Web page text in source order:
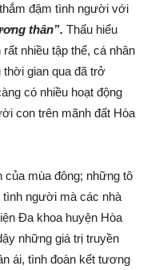
đậm tình người với
thân”. Thấu hiểu
nhiều tập thể, cá nhân
thời gian qua đã trở
có nhiều hoạt động
con trên mãnh đất Hòa
của mùa đông; những tô
người mà các nhà
Đa khoa huyện Hòa
những giá trị truyền
ái, tình đoàn kết tương